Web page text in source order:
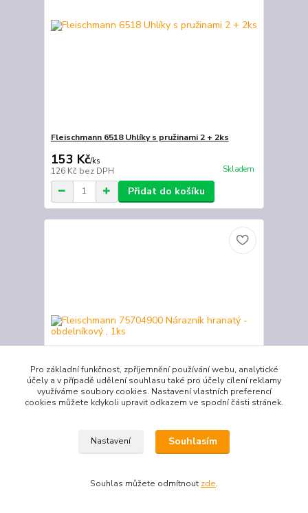
Fleischmann 6518 Uhlíky s pružinami 2 + 2ks
153 Kč/ks
126 Kč bez DPH Skladem
Přidat do košíku
Fleischmann 75704900 Nárazník hranatý -
bez DPH
Pro základní funkčnost, zpříjemnění používání webu, analytické
účely a v případě udělení souhlasu také pro účely cílení reklamy
využíváme soubory cookies. Nastavení vlastních preferencí
cookies můžete kdykoli upravit odkazem ve spodní části stránek.
Nastavení Souhlasím
Souhlas můžete odmítnout zde.